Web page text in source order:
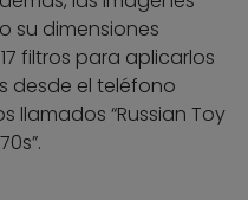
su dimensiones
filtros para aplicarlos
desde el teléfono
llamados “Russian Toy